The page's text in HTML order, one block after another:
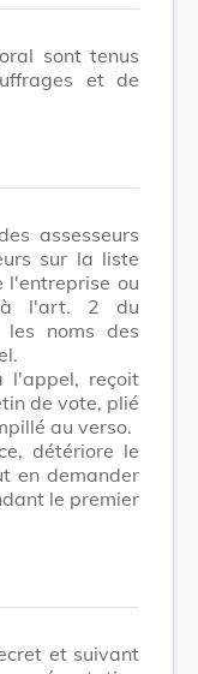
sont tenus
et de
assesseurs
sur la liste
ou
à l'art. 2 du
noms des
l'appel, reçoit
de vote, plié
au verso.
détériore le
en demander
le premier
et suivant